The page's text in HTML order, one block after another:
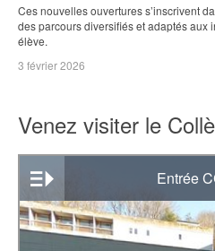
Ces nouvelles ouvertures s’inscrivent
des parcours diversifiés et adaptés aux
élève.
3 février 2026
Venez visiter le